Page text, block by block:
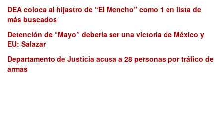
DEA coloca al hijastro de “El Mencho” como 1 en lista de
más buscados
Detención de “Mayo” debería ser una victoria de México y
EU: Salazar
Departamento de Justicia acusa a 28 personas por tráfico de
armas